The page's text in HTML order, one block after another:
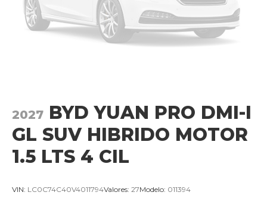
2027 BYD YUAN PRO DMI-I
GL SUV HIBRIDO MOTOR
1.5 LTS 4 CIL
VIN: LC0C74C40V4011794Valores: 27Modelo: 011394